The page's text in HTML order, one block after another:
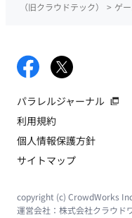
（旧クラウドテック）
> ゲ
パラレルジャーナル
利用規約
個人情報保護方針
サイトマップ
copyright (c) CrowdWorks
運営会社： 株式会社クラウド